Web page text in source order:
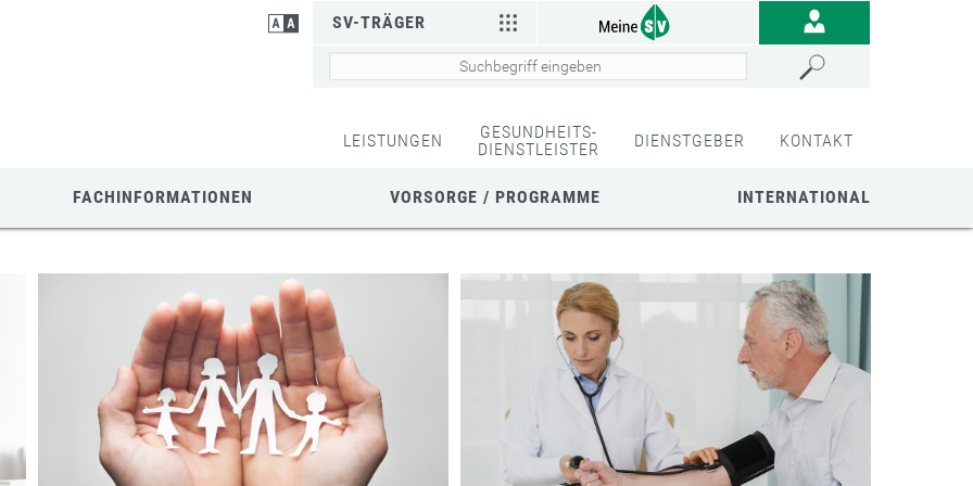
SV-TRÄGER
LEISTUNGEN
GESUNDHEITS-
DIENSTLEISTER
DIENSTGEBER KONTAKT
FACHINFORMATIONEN VORSORGE / PROGRAMME INTERNATIONAL